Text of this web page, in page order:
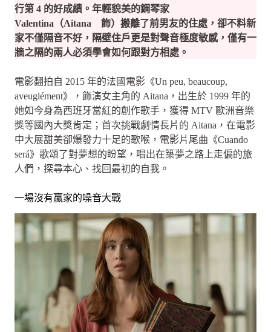
行第 4 的好成績。年輕貌美的鋼琴家
Valentina（Aitana 飾）搬離了前男友的住處，卻不料新
家不僅隔音不好，隔壁住戶更是對聲音極度敏感，僅有一
牆之隔的兩人必須學會如何跟對方相處。
電影翻拍自 2015 年的法國電影《Un peu, beaucoup,
aveuglément》，飾演女主角的 Aitana，出生於 1999 年的
她如今身為西班牙當紅的創作歌手，獲得 MTV 歐洲音樂
獎等國內大獎肯定；首次挑戰劇情長片的 Aitana，在電影
中大展甜美卻爆發力十足的歌喉，電影片尾曲《Cuando
será》歌頌了對夢想的盼望，唱出在築夢之路上走偏的旅
人們，探尋本心、找回最初的自我。
一場沒有贏家的噪音大戰